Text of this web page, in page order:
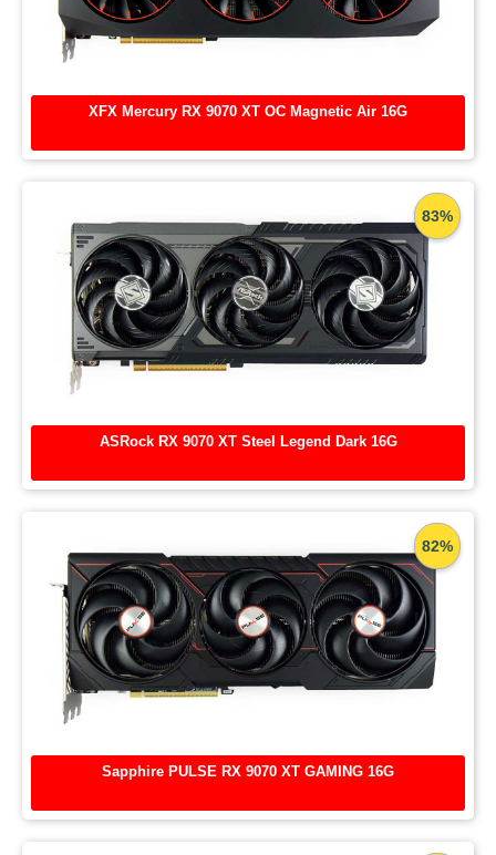
XFX Mercury RX 9070 XT OC Magnetic Air 16G
ASRock RX 9070 XT Steel Legend Dark 16G
83%
Sapphire PULSE RX 9070 XT GAMING 16G
82%